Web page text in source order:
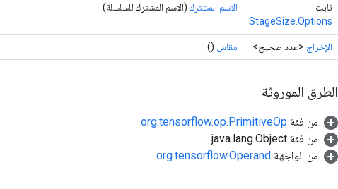
ثابت
StageSize.Options
الاسم المشترك (الاسم المشترك للسلسلة)
الإخراج <عدد صحيح> مقاس ()
الطرق الموروثة
من فئة org.tensorflow.op.PrimitiveOp
من فئة java.lang.Object
من الواجهة org.tensorflow.Operand